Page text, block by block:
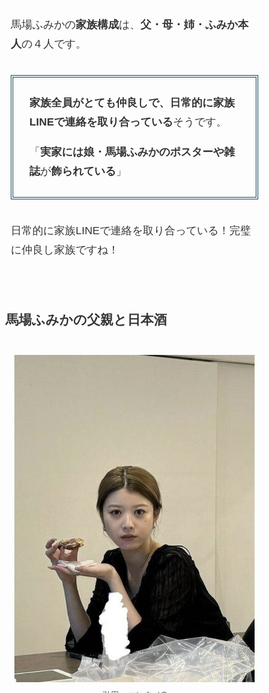
馬場ふみかの家族構成は、 父・母・姉・ふみか本
人の４人です。
家族全員がとても仲良しで、日常的に家族
LINEで連絡を取り合っているそうです。
「 実家には娘・馬場ふみかのポスターや雑
誌が飾られている 」
日常的に家族LINEで連絡を取り合っている！完璧
に仲良し家族ですね！
馬場ふみかの父親と日本酒